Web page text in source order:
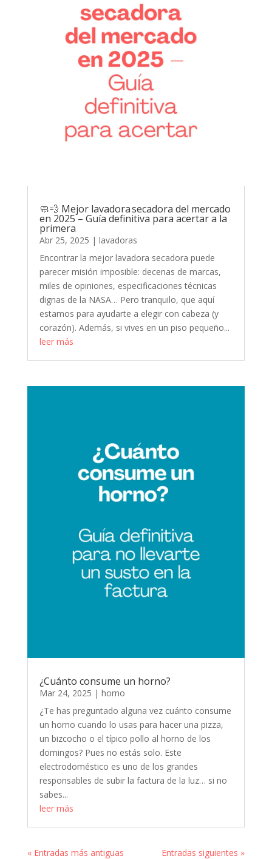
🧼💨 Mejor lavadora secadora del mercado
en 2025 – Guía definitiva para acertar a la
primera
Abr 25, 2025 | lavadoras
Encontrar la mejor lavadora secadora puede
parecer misión imposible: decenas de marcas,
miles de opiniones, especificaciones técnicas
dignas de la NASA… Pero tranquilo, que aquí
estamos para ayudarte a elegir con cabeza (y
corazón). Además, si vives en un piso pequeño...
leer más
¿Cuánto consume un horno?
Mar 24, 2025 | horno
¿Te has preguntado alguna vez cuánto consume
un horno cuando lo usas para hacer una pizza,
un bizcocho o el típico pollo al horno de los
domingos? Pues no estás solo. Este
electrodoméstico es uno de los grandes
responsables de subir la factura de la luz… si no
sabes...
leer más
« Entradas más antiguas Entradas siguientes »